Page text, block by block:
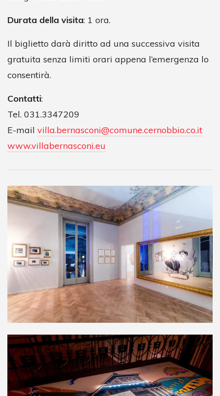
Durata della visita: 1 ora.
Il biglietto darà diritto ad una successiva visita
gratuita senza limiti orari appena l’emergenza lo
consentirà.
Contatti:
Tel. 031.3347209
E-mail villa.bernasconi@comune.cernobbio.co.it
www.villabernasconi.eu